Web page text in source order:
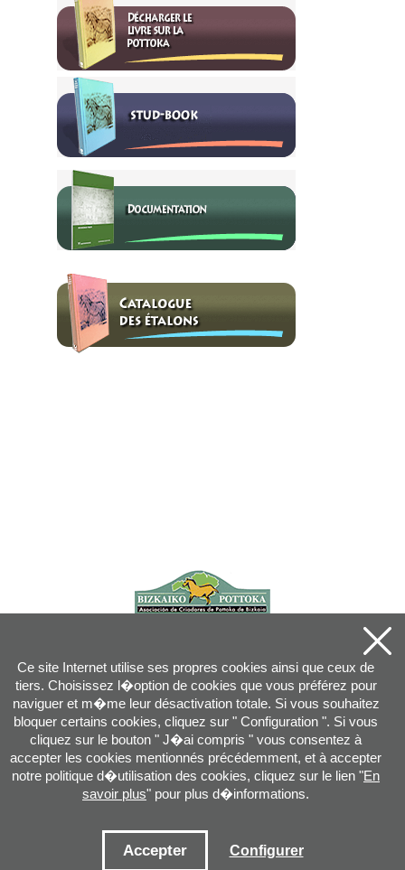
info@pottoka.info
Conditions d'Utilisation-Politique de Privacité-Politique des Cookies
Ce site Internet utilise ses propres cookies ainsi que ceux de
tiers. Choisissez l�option de cookies que vous préférez pour
naviguer et m�me leur désactivation totale. Si vous souhaitez
bloquer certains cookies, cliquez sur " Configuration ". Si vous
cliquez sur le bouton " J�ai compris " vous consentez à
accepter les cookies mentionnés précédemment, et à accepter
notre politique d�utilisation des cookies, cliquez sur le lien "En
savoir plus" pour plus d�informations.
Accepter Configurer